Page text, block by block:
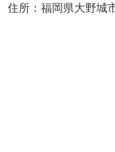
住所：福岡県大野城